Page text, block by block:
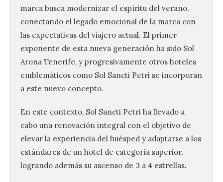
marca busca modernizar el espíritu del verano,
conectando el legado emocional de la marca con
las expectativas del viajero actual. El primer
exponente de esta nueva generación ha sido Sol
Arona Tenerife, y progresivamente otros hoteles
emblemáticos como Sol Sancti Petri se incorporan
a este nuevo concepto.
En este contexto, Sol Sancti Petri ha llevado a
cabo una renovación integral con el objetivo de
elevar la experiencia del huésped y adaptarse a los
estándares de un hotel de categoría superior,
logrando además su ascenso de 3 a 4 estrellas.